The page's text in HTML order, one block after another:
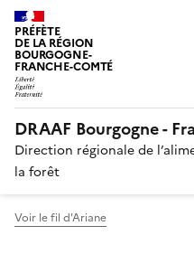
Panneau de gestion des
PRÉFÈTE
DE LA RÉGION
BOURGOGNE-
FRANCHE-COMTÉ
DRAAF Bourgogne -
Direction régionale de
la forêt
Voir le fil d'Ariane